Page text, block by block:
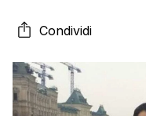
trattativa che nelle
denaro nelle casse
questione politica
Condividi